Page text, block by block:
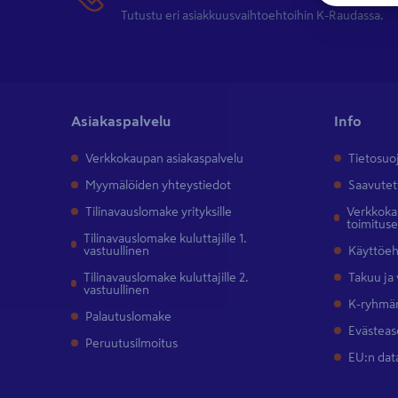
Tutustu eri asiakkuusvaihtoehtoihin K-Raudassa.
Asiakaspalvelu
Verkkokaupan asiakaspalvelu
Myymälöiden yhteystiedot
Tilinavauslomake yrityksille
Tilinavauslomake kuluttajille 1.
vastuullinen
Tilinavauslomake kuluttajille 2.
vastuullinen
Palautuslomake
Peruutusilmoitus
Info
Takuu ja
K-
EU:n